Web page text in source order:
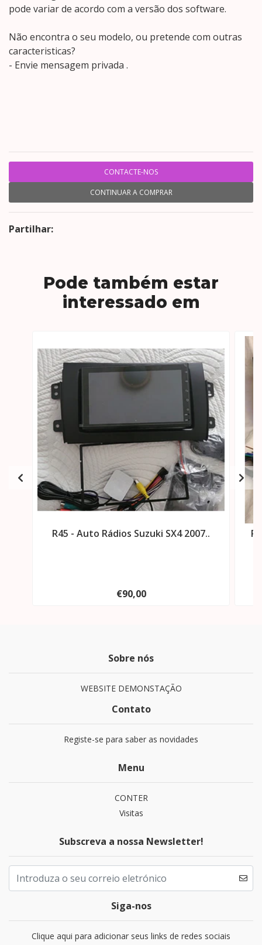
pode variar de acordo com a versão dos software.
Não encontra o seu modelo, ou pretende com outras
caracteristicas?
- Envie mensagem privada .
CONTACTE-NOS
CONTINUAR A COMPRAR
Partilhar:
Pode também estar
interessado em
R45 - Auto Rádios Suzuki SX4 2007..
€90,00
Sobre nós
WEBSITE DEMONSTAÇÃO
Contato
Registe-se para saber as novidades
Menu
CONTER
Visitas
Subscreva a nossa Newsletter!
Siga-nos
Clique aqui para adicionar seus links de redes sociais